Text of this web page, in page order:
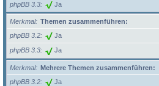
phpBB 3.3 Ja
Merkmal
Themen zusammenführen:
phpBB 3.2
Ja
phpBB 3.3 Ja
Merkmal
Mehrere Themen zusammenführen:
phpBB 3.2
Ja